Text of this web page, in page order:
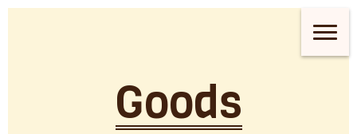
Goods